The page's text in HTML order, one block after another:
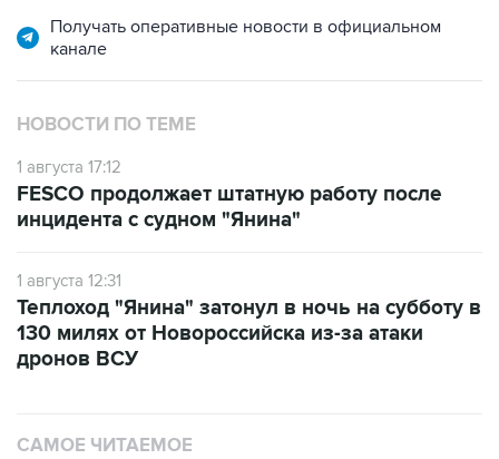
Получать оперативные новости в официальном
канале
НОВОСТИ ПО ТЕМЕ
1 августа 17:12
FESCO продолжает штатную работу после
инцидента с судном "Янина"
1 августа 12:31
Теплоход "Янина" затонул в ночь на субботу в
130 милях от Новороссийска из-за атаки
дронов ВСУ
САМОЕ ЧИТАЕМОЕ